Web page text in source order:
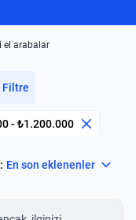
el arabalar
Filtre
- ₺1.200.000
En son eklenenler